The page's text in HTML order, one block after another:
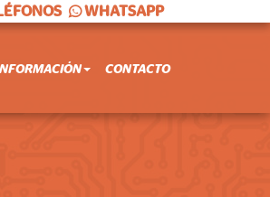
WHATSAPP
CONTACTO